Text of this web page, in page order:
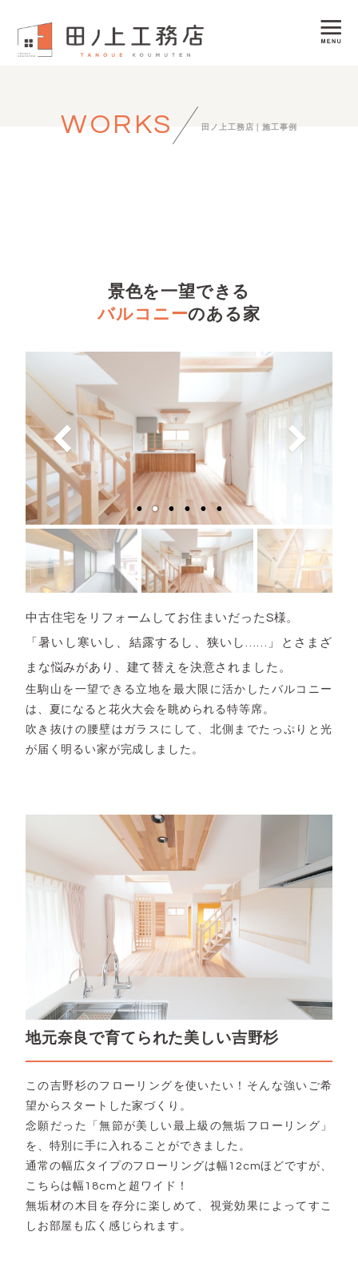
WORKS 田ノ上工務店｜施工事例
景色を一望できる
バルコニーのある家
中古住宅をリフォームしてお住まいだったS様。
「暑いし寒いし、結露するし、狭いし……」とさまざ
まな悩みがあり、建て替えを決意されました。
生駒山を一望できる立地を最大限に活かしたバルコニー
は、夏になると花火大会を眺められる特等席。
吹き抜けの腰壁はガラスにして、北側までたっぷりと光
が届く明るい家が完成しました。
地元奈良で育てられた美しい吉野杉
この吉野杉のフローリングを使いたい！そんな強いご希
望からスタートした家づくり。
念願だった「無節が美しい最上級の無垢フローリング」
を、特別に手に入れることができました。
通常の幅広タイプのフローリングは幅12cmほどですが、
こちらは幅18cmと超ワイド！
無垢材の木目を存分に楽しめて、視覚効果によってすこ
しお部屋も広く感じられます。